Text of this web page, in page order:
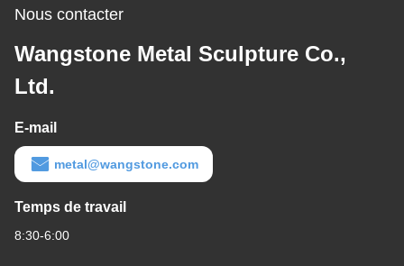
Nous contacter
Wangstone Metal Sculpture Co.,
Ltd.
E-mail
metal@wangstone.com
Temps de travail
8:30-6:00